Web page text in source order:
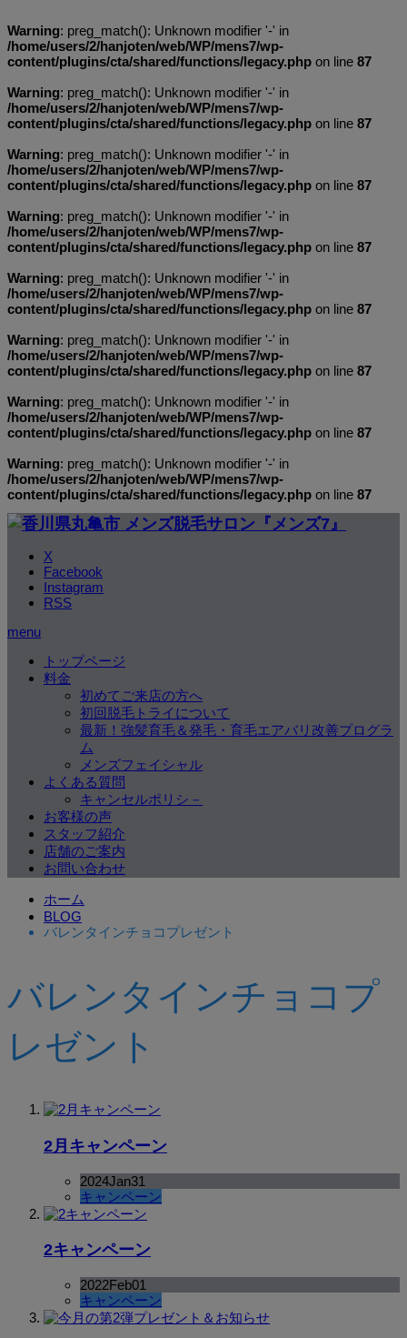
Warning: preg_match(): Unknown modifier '-' in
/home/users/2/hanjoten/web/WP/mens7/wp-
content/plugins/cta/shared/functions/legacy.php on line 87
Warning: preg_match(): Unknown modifier '-' in
/home/users/2/hanjoten/web/WP/mens7/wp-
content/plugins/cta/shared/functions/legacy.php on line 87
Warning: preg_match(): Unknown modifier '-' in
/home/users/2/hanjoten/web/WP/mens7/wp-
content/plugins/cta/shared/functions/legacy.php on line 87
Warning: preg_match(): Unknown modifier '-' in
/home/users/2/hanjoten/web/WP/mens7/wp-
content/plugins/cta/shared/functions/legacy.php on line 87
Warning: preg_match(): Unknown modifier '-' in
/home/users/2/hanjoten/web/WP/mens7/wp-
content/plugins/cta/shared/functions/legacy.php on line 87
Warning: preg_match(): Unknown modifier '-' in
/home/users/2/hanjoten/web/WP/mens7/wp-
content/plugins/cta/shared/functions/legacy.php on line 87
Warning: preg_match(): Unknown modifier '-' in
/home/users/2/hanjoten/web/WP/mens7/wp-
content/plugins/cta/shared/functions/legacy.php on line 87
Warning: preg_match(): Unknown modifier '-' in
/home/users/2/hanjoten/web/WP/mens7/wp-
content/plugins/cta/shared/functions/legacy.php on line 87
X
Facebook
Instagram
RSS
menu
トップページ
料金
初めてご来店の方へ
初回脱毛トライについて
最新！強髪育毛＆発毛・育毛エアバリ改善プログラ
ム
メンズフェイシャル
よくある質問
キャンセルポリシ－
お客様の声
スタッフ紹介
店舗のご案内
お問い合わせ
ホーム
BLOG
バレンタインチョコプレゼント
バレンタインチョコプ
レゼント
2月キャンペーン
2024Jan31
キャンペーン
2キャンペーン
2022Feb01
キャンペーン